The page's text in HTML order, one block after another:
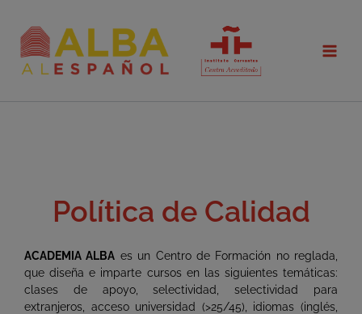
contenido
Política de Calidad
ACADEMIA ALBA es un Centro de Formación no reglada,
que diseña e imparte cursos en las siguientes temáticas:
clases de apoyo, selectividad, selectividad para
extranjeros, acceso universidad (>25/45), idiomas (inglés,